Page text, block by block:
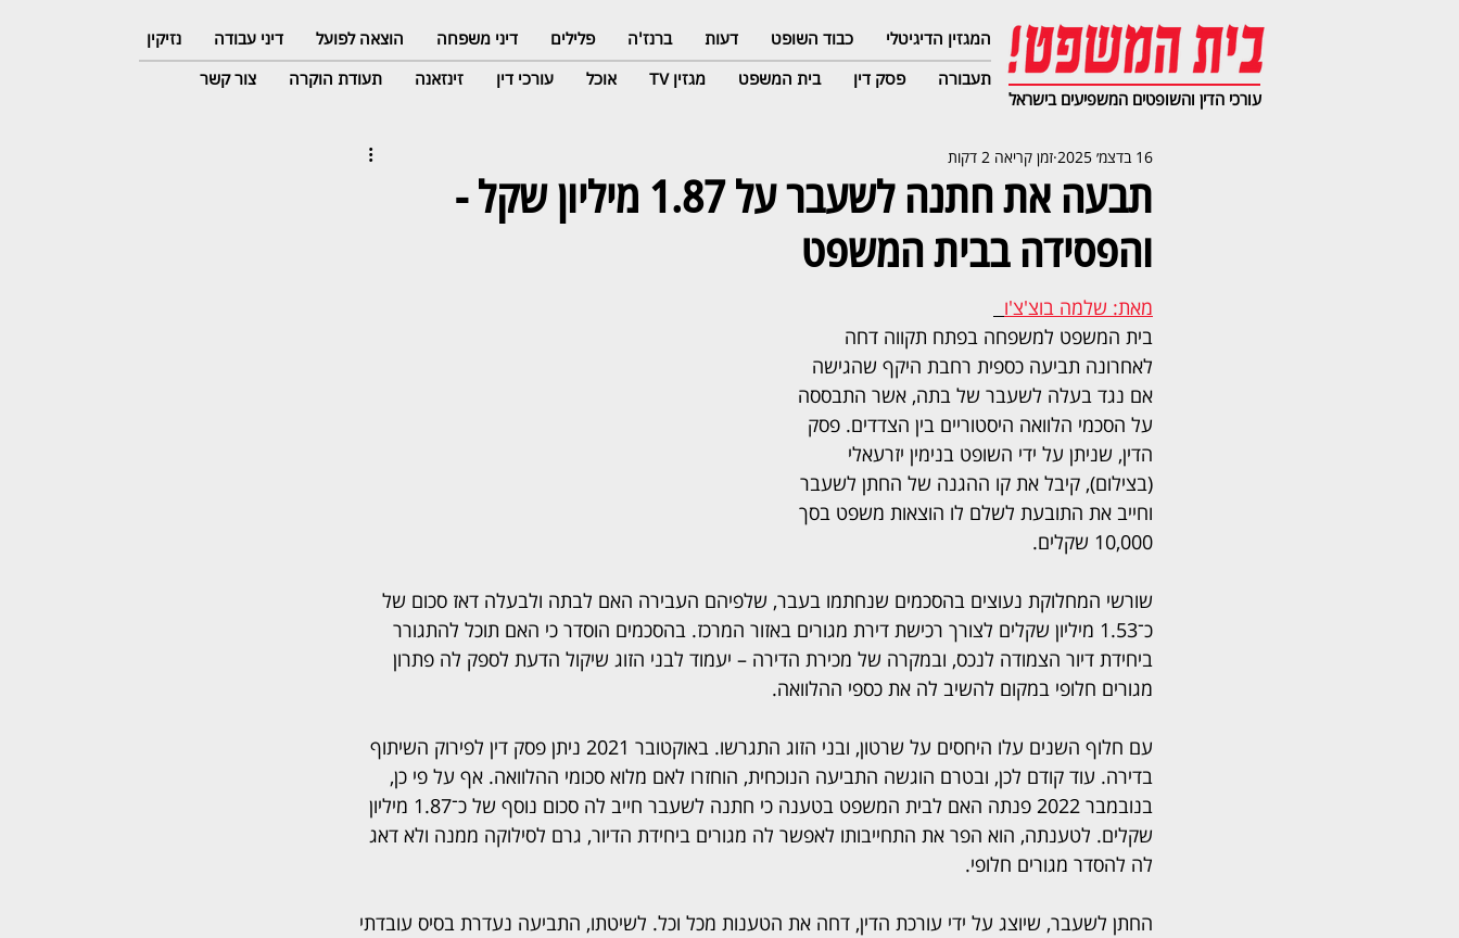
המגזין הדיגיטלי כבוד השופט דעות ברנז'ה פלילים דיני משפחה הוצאה לפועל דיני עבודה
נזיקין
תעבורה
פסק דין בית המשפט מגזין TV אוכל עורכי דין זינזאנה תעודת הוקרה צור קשר
עורכי הדין והשופטים המשפיעים בישראל
תבעה את חתנה לשעבר על 1.87 מיליון שקל -
והפסידה בבית המשפט
16 בדצמ׳ 2025 זמן קריאה 2 דקות
מאת: שלמה בוצ'צ'ו
בית המשפט למשפחה בפתח תקווה דחה
לאחרונה תביעה כספית רחבת היקף שהגישה
אם נגד בעלה לשעבר של בתה, אשר התבססה
על הסכמי הלוואה היסטוריים בין הצדדים. פסק
הדין, שניתן על ידי השופט בנימין יזרעאלי
(בצילום), קיבל את קו ההגנה של החתן לשעבר
וחייב את התובעת לשלם לו הוצאות משפט בסך
10,000 שקלים.
שורשי המחלוקת נעוצים בהסכמים שנחתמו בעבר, שלפיהם העבירה האם לבתה ולבעלה דאז סכום של
כ־1.53 מיליון שקלים לצורך רכישת דירת מגורים באזור המרכז. בהסכמים הוסדר כי האם תוכל להתגורר
ביחידת דיור הצמודה לנכס, ובמקרה של מכירת הדירה – יעמוד לבני הזוג שיקול הדעת לספק לה פתרון
מגורים חלופי במקום להשיב לה את כספי ההלוואה.
עם חלוף השנים עלו היחסים על שרטון, ובני הזוג התגרשו. באוקטובר 2021 ניתן פסק דין לפירוק השיתוף
בדירה. עוד קודם לכן, ובטרם הוגשה התביעה הנוכחית, הוחזרו לאם מלוא סכומי ההלוואה. אף על פי כן,
בנובמבר 2022 פנתה האם לבית המשפט בטענה כי חתנה לשעבר חייב לה סכום נוסף של כ־1.87 מיליון
שקלים. לטענתה, הוא הפר את התחייבותו לאפשר לה מגורים ביחידת הדיור, גרם לסילוקה ממנה ולא דאג
לה להסדר מגורים חלופי.
החתן לשעבר, שיוצג על ידי עורכת הדין, דחה את הטענות מכל וכל. לשיטתו, התביעה נעדרת בסיס עובדתי